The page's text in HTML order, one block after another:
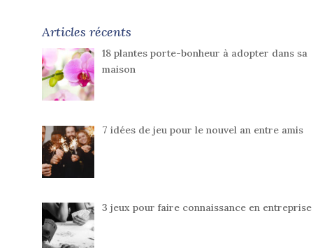
Articles récents
18 plantes porte-bonheur à adopter dans sa
maison
7 idées de jeu pour le nouvel an entre amis
3 jeux pour faire connaissance en entreprise